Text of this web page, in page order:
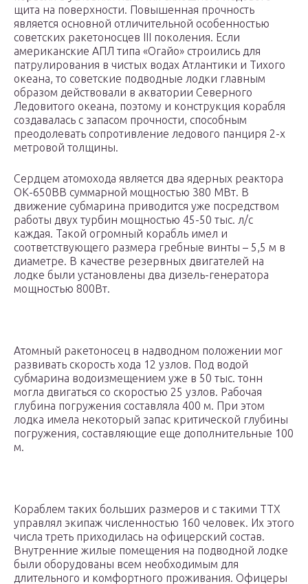
щита на поверхности. Повышенная прочность
является основной отличительной особенностью
советских ракетоносцев III поколения. Если
американские АПЛ типа «Огайо» строились для
патрулирования в чистых водах Атлантики и Тихого
океана, то советские подводные лодки главным
образом действовали в акватории Северного
Ледовитого океана, поэтому и конструкция корабля
создавалась с запасом прочности, способным
преодолевать сопротивление ледового панциря 2-х
метровой толщины.
Сердцем атомохода является два ядерных реактора
ОК-650ВВ суммарной мощностью 380 МВт. В
движение субмарина приводится уже посредством
работы двух турбин мощностью 45-50 тыс. л/с
каждая. Такой огромный корабль имел и
соответствующего размера гребные винты – 5,5 м в
диаметре. В качестве резервных двигателей на
лодке были установлены два дизель-генератора
мощностью 800Вт.
Атомный ракетоносец в надводном положении мог
развивать скорость хода 12 узлов. Под водой
субмарина водоизмещением уже в 50 тыс. тонн
могла двигаться со скоростью 25 узлов. Рабочая
глубина погружения составляла 400 м. При этом
лодка имела некоторый запас критической глубины
погружения, составляющие еще дополнительные 100
м.
Кораблем таких больших размеров и с такими ТТХ
управлял экипаж численностью 160 человек. Их этого
числа треть приходилась на офицерский состав.
Внутренние жилые помещения на подводной лодке
были оборудованы всем необходимым для
длительного и комфортного проживания. Офицеры